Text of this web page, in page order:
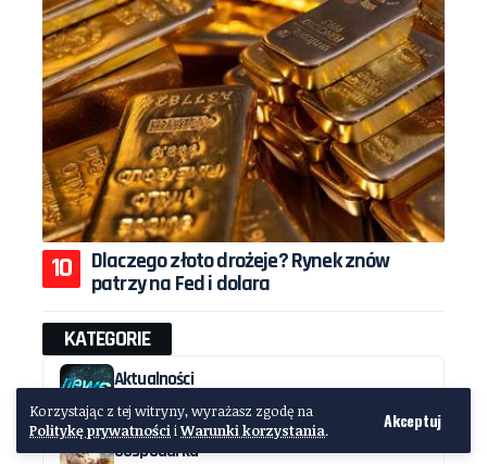
Korzystając z tej witryny, wyrażasz zgodę na
Politykę prywatnościiWarunki korzystania. Akceptuj
Dlaczego złoto drożeje? Rynek znów
patrzy na Fed i dolara
KATEGORIE
Aktualności
164 Artykuły
Gospodarka